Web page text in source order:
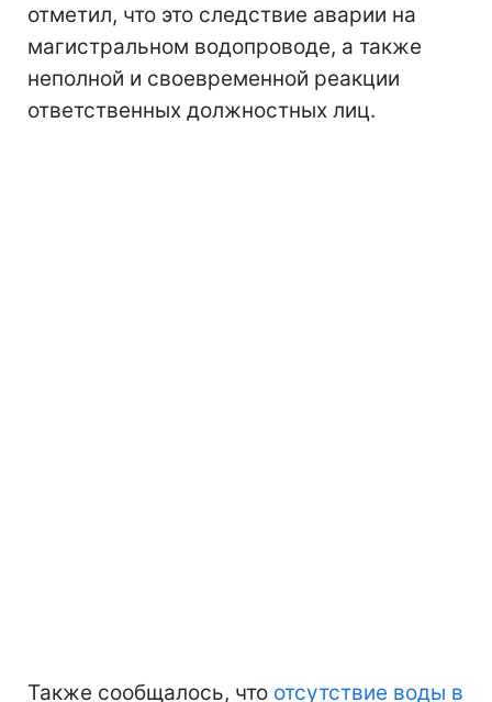
отметил, что это следствие аварии на
магистральном водопроводе, а также
неполной и своевременной реакции
ответственных должностных лиц.
Также сообщалось, что отсутствие воды в